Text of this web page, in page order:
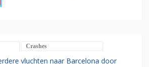
Crashes
vluchten naar Barcelona door